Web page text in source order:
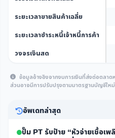
ระยะเวลาขายสินค้าเฉลี่ย
ระยะเวลาชำระหนี้เจ้าหนี้การค้า
วงจรเงินสด
ข้อมูลอ้างอิงจากงบการเงินที่ส่งต่อตลาด
ส่วนอาจมีการปรับปรุงตามมาตรฐานบัญชีใหม่
อัพเดทล่าสุด
ปั๊ม PT รับป้าย “หัวจ่ายเชื้อเ